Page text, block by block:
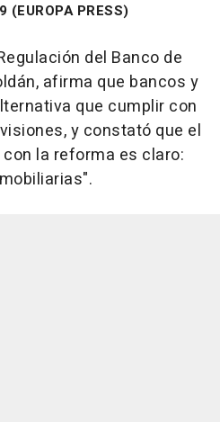
(EUROPA PRESS)
del Banco de
afirma que bancos y
que cumplir con
y constató que el
la reforma es claro: